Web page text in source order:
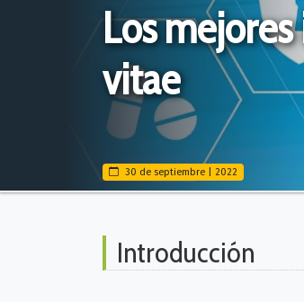
Los
vitae
30 de septiembre | 2022
Introducción